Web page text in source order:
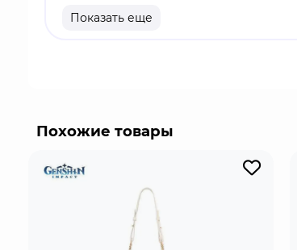
Бренд: Genshin Impact.
Показать еще
Похожие товары